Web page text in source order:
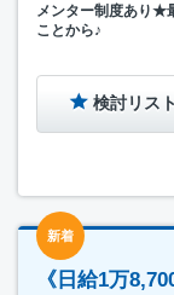
メンター制度あり★
ことから♪
検討リス
新着
《日給1万